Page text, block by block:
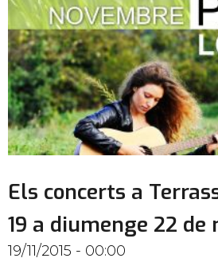
Els concerts a
19 a diumenge 22 de
19/11/2015 - 00:00